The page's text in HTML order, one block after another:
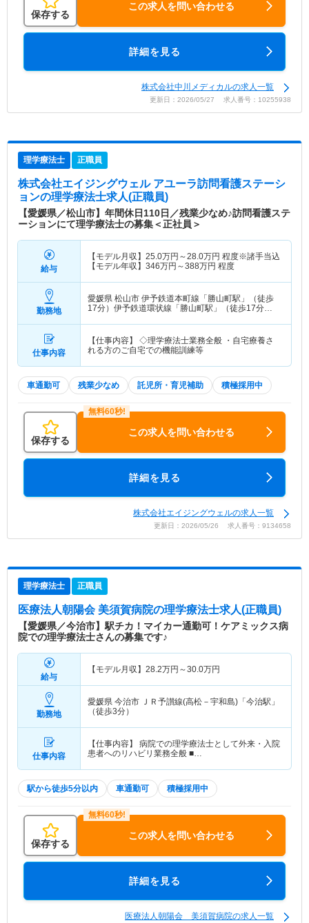
保存する
この求人を問い合わせる
詳細を見る
株式会社中川メディカルの求人一覧
更新日：2026/05/27 求人番号：10255938
理学療法士 正職員
株式会社エイジングウェル アユーラ訪問看護ステーシ
ョンの理学療法士求人(正職員)
【愛媛県／松山市】年間休日110日／残業少なめ♪訪問看護ステ
ーションにて理学療法士の募集＜正社員＞
給与
【モデル月収】 25.0万円～28.0万円 程度※諸手当込
【モデル年収】 346万円～388万円 程度
勤務地
愛媛県 松山市 伊予鉄道本町線「勝山町駅」（徒歩
17分）伊予鉄道環状線「勝山町駅」（徒歩17分）
仕事内容
【仕事内容】 ◇理学療法士業務全般 ・自宅療養さ
れる方のご自宅での機能訓練等
車通勤可 残業少なめ 託児所・育児補助 積極採用中
保存する
この求人を問い合わせる
詳細を見る
株式会社エイジングウェルの求人一覧
更新日：2026/05/26 求人番号：9134658
理学療法士 正職員
医療法人朝陽会 美須賀病院の理学療法士求人(正職員)
【愛媛県／今治市】駅チカ！マイカー通勤可！ケアミックス病
院での理学療法士さんの募集です♪
給与
【モデル月収】 28.2万円～30.0万円
勤務地
愛媛県 今治市 ＪＲ予讃線(高松－宇和島)「今治駅」
（徒歩3分）
仕事内容
【仕事内容】 病院での理学療法士として外来・入院
患者へのリハビリ業務全般 ■…
駅から徒歩5分以内 車通勤可 積極採用中
保存する
この求人を問い合わせる
詳細を見る
医療法人朝陽会 美須賀病院の求人一覧